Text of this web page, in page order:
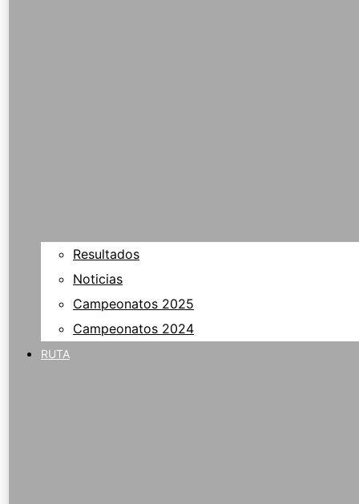
Resultados
Noticias
Campeonatos 2025
Campeonatos 2024
RUTA